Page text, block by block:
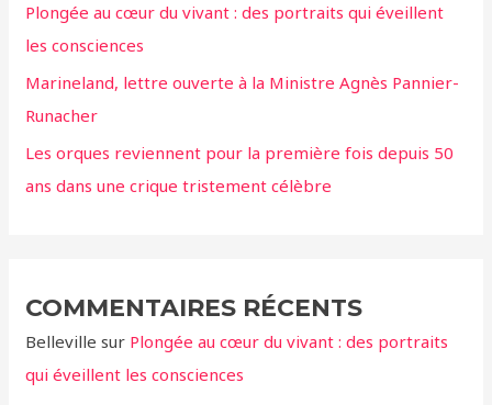
:
Plongée au cœur du vivant : des portraits qui éveillent
les consciences
Marineland, lettre ouverte à la Ministre Agnès Pannier-
Runacher
Les orques reviennent pour la première fois depuis 50
ans dans une crique tristement célèbre
COMMENTAIRES RÉCENTS
Belleville sur Plongée au cœur du vivant : des portraits
qui éveillent les consciences